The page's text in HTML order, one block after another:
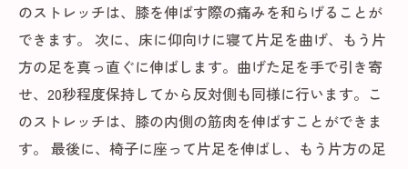
のストレッチは、膝を伸ばす際の痛みを和らげることが
できます。 次に、床に仰向けに寝て片足を曲げ、もう片
方の足を真っ直ぐに伸ばします。曲げた足を手で引き寄
せ、20秒程度保持してから反対側も同様に行います。こ
のストレッチは、膝の内側の筋肉を伸ばすことができま
す。 最後に、椅子に座って片足を伸ばし、もう片方の足